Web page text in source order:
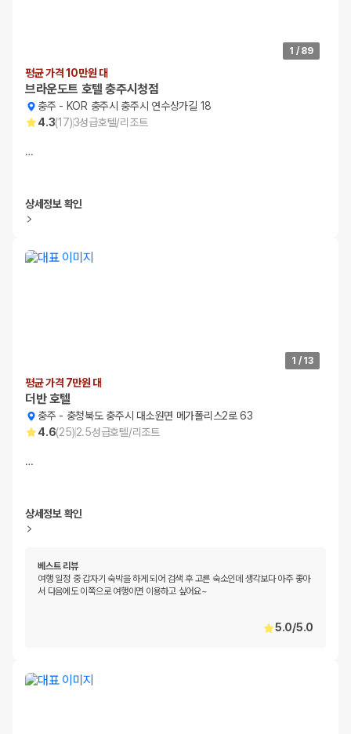
1 / 89
평균 가격 10만원 대
브라운도트 호텔 충주시청점
충주 - KOR 충주시 충주시 연수상가길 18
4.3(17)3성급호텔/리조트
…
상세정보 확인
1 / 13
평균 가격 7만원 대
더반 호텔
충주 - 충청북도 충주시 대소원면 메가폴리스2로 63
4.6(25)2.5성급호텔/리조트
…
상세정보 확인
베스트 리뷰
여행 일정 중 갑자기 숙박을 하게 되어 검색 후 고른 숙소인데 생각보다 아주 좋아
서 다음에도 이쪽으로 여행이면 이용하고 싶어요~
5.0/5.0